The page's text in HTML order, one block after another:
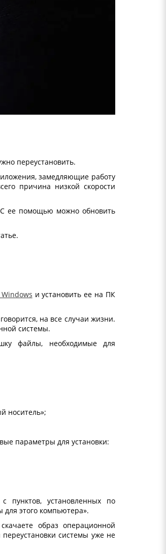
переустановить.
замедляющие работу
причина низкой скорости
С ее помощью можно обновить
и установить ее на ПК
на все случаи жизни.
системы.
файлы, необходимые для
носитель»;
параметры для установки:
пунктов, установленных по
этого компьютера».
образ операционной
системы уже не